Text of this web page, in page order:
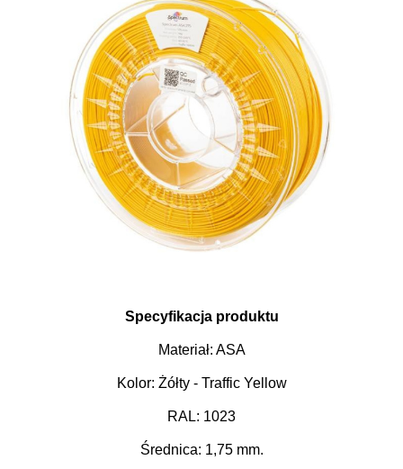
Specyfikacja produktu
Materiał: ASA
Kolor: Żółty - Traffic Yellow
RAL: 1023
Średnica: 1,75 mm.